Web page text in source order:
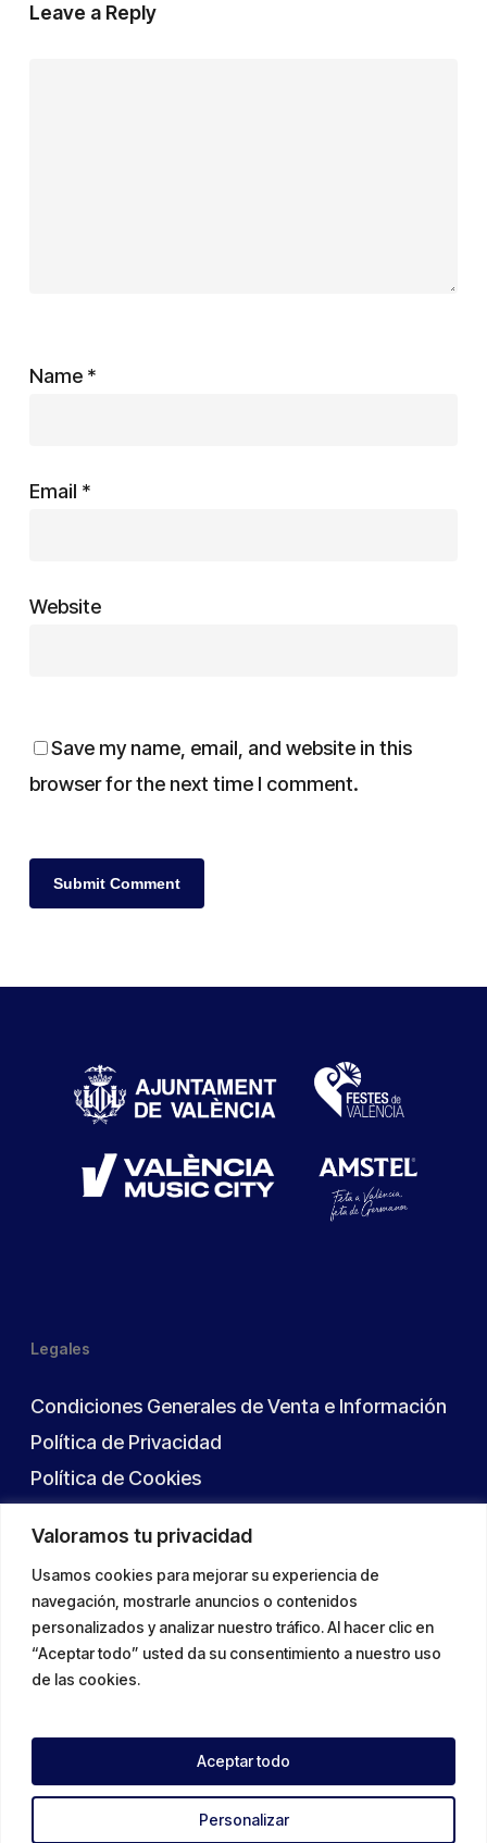
Valoramos tu privacidad
Usamos cookies para mejorar su experiencia de
navegación, mostrarle anuncios o contenidos
personalizados y analizar nuestro tráfico. Al hacer clic en
“Aceptar todo” usted da su consentimiento a nuestro uso
de las cookies.
Personalizar
Aceptar todo
Leave a Reply
Name *
Email *
Website
Save my name, email, and website in this
browser for the next time I comment.
Legales
Condiciones Generales de Venta e Información
Política de Privacidad
Política de Cookies
Formulario de Contacto
© 2026 Conciertos Viveros.